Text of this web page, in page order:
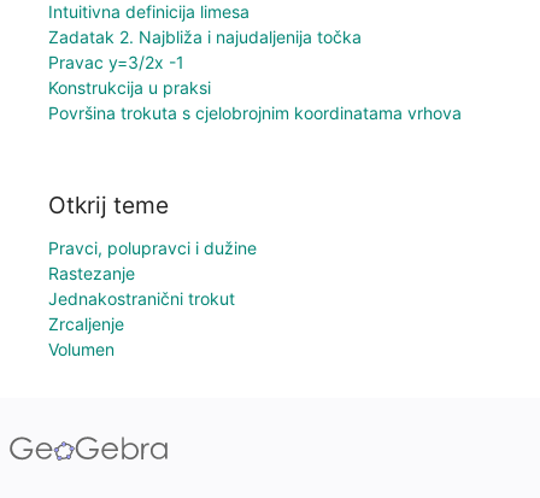
Intuitivna definicija limesa
Zadatak 2. Najbliža i najudaljenija točka
Pravac y=3/2x -1
Konstrukcija u praksi
Površina trokuta s cjelobrojnim koordinatama vrhova
Otkrij teme
Pravci, polupravci i dužine
Rastezanje
Jednakostranični trokut
Zrcaljenje
Volumen